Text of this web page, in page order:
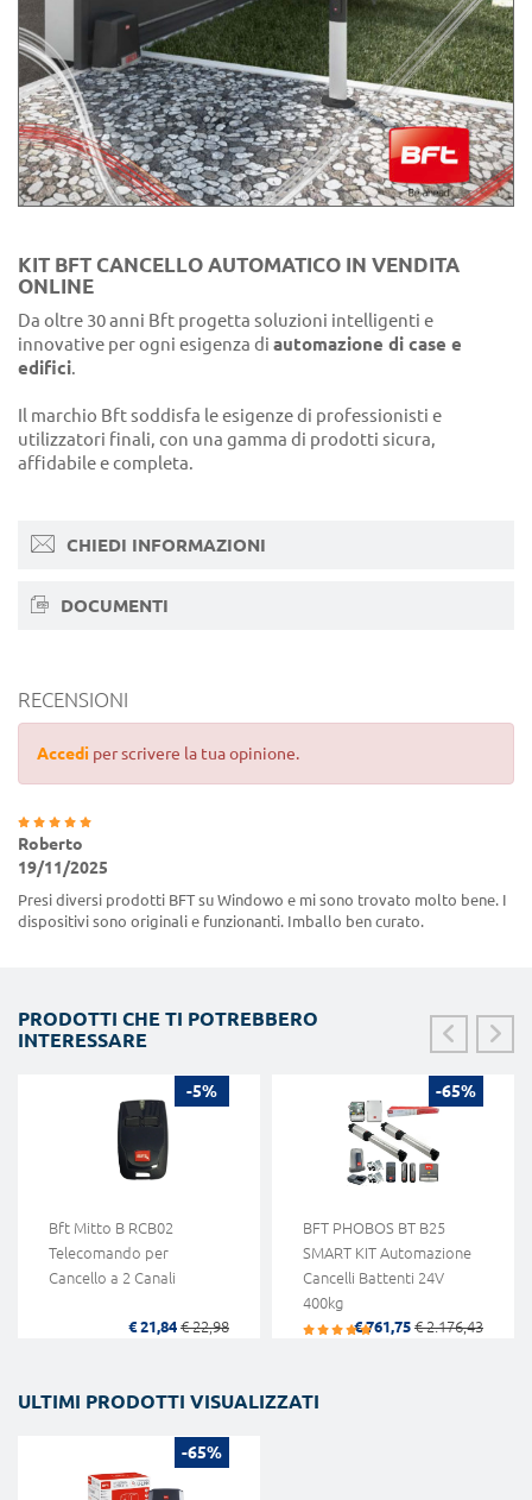
KIT BFT CANCELLO AUTOMATICO IN VENDITA
ONLINE
Da oltre 30 anni Bft progetta soluzioni intelligenti e
innovative per ogni esigenza di automazione di case e
edifici.
Il marchio Bft soddisfa le esigenze di professionisti e
utilizzatori finali, con una gamma di prodotti sicura,
affidabile e completa.
CHIEDI INFORMAZIONI
DOCUMENTI
RECENSIONI
Accedi per scrivere la tua opinione.
Roberto
19/11/2025
Presi diversi prodotti BFT su Windowo e mi sono trovato molto bene. I
dispositivi sono originali e funzionanti. Imballo ben curato.
PRODOTTI CHE TI POTREBBERO
INTERESSARE
-5%
Bft Mitto B RCB02
Telecomando per
Cancello a 2 Canali
€ 21,84 € 22,98
-65%
BFT PHOBOS BT B25
SMART KIT Automazione
Cancelli Battenti 24V
400kg
€ 761,75 € 2.176,43
ULTIMI PRODOTTI VISUALIZZATI
-65%